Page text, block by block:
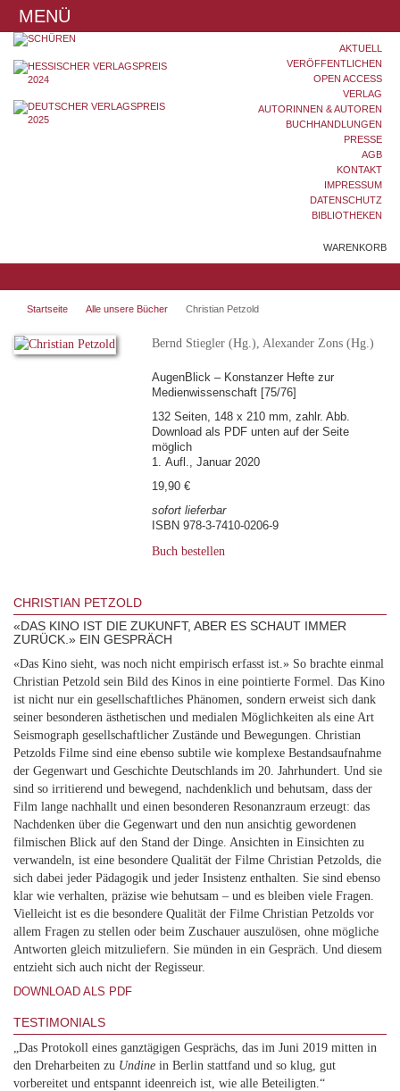
MENÜ
AKTUELL
VERÖFFENTLICHEN
OPEN ACCESS
VERLAG
AUTORINNEN & AUTOREN
BUCHHANDLUNGEN
PRESSE
AGB
KONTAKT
IMPRESSUM
DATENSCHUTZ
BIBLIOTHEKEN
WARENKORB
Startseite Alle unsere Bücher Christian Petzold
Bernd Stiegler (Hg.), Alexander Zons (Hg.)
AugenBlick – Konstanzer Hefte zur
Medienwissenschaft [75/76]
132 Seiten, 148 x 210 mm, zahlr. Abb.
Download als PDF unten auf der Seite
möglich
1. Aufl., Januar 2020
19,90 €
sofort lieferbar
ISBN 978-3-7410-0206-9
Buch bestellen
CHRISTIAN PETZOLD
«DAS KINO IST DIE ZUKUNFT, ABER ES SCHAUT IMMER
ZURÜCK.» EIN GESPRÄCH
«Das Kino sieht, was noch nicht empirisch erfasst ist.» So brachte einmal
Christian Petzold sein Bild des Kinos in eine pointierte Formel. Das Kino
ist nicht nur ein gesellschaftliches Phänomen, sondern erweist sich dank
seiner besonderen ästhetischen und medialen Möglichkeiten als eine Art
Seismograph gesellschaftlicher Zustände und Bewegungen. Christian
Petzolds Filme sind eine ebenso subtile wie komplexe Bestandsaufnahme
der Gegenwart und Geschichte Deutschlands im 20. Jahrhundert. Und sie
sind so irritierend und bewegend, nachdenklich und behutsam, dass der
Film lange nachhallt und einen besonderen Resonanzraum erzeugt: das
Nachdenken über die Gegenwart und den nun ansichtig gewordenen
filmischen Blick auf den Stand der Dinge. Ansichten in Einsichten zu
verwandeln, ist eine besondere Qualität der Filme Christian Petzolds, die
sich dabei jeder Pädagogik und jeder Insistenz enthalten. Sie sind ebenso
klar wie verhalten, präzise wie behutsam – und es bleiben viele Fragen.
Vielleicht ist es die besondere Qualität der Filme Christian Petzolds vor
allem Fragen zu stellen oder beim Zuschauer auszulösen, ohne mögliche
Antworten gleich mitzuliefern. Sie münden in ein Gespräch. Und diesem
entzieht sich auch nicht der Regisseur.
DOWNLOAD ALS PDF
TESTIMONIALS
„Das Protokoll eines ganztägigen Gesprächs, das im Juni 2019 mitten in
den Dreharbeiten zu Undine in Berlin stattfand und so klug, gut
vorbereitet und entspannt ideenreich ist, wie alle Beteiligten.“